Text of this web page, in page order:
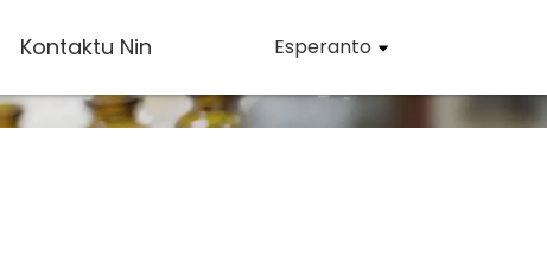
Kontaktu Nin Esperanto